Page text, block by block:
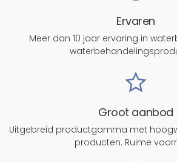
Ervaren
Meer dan 10 jaar ervaring in
Groot aanbod
Uitgebreid productgamma met
producten. Ruime